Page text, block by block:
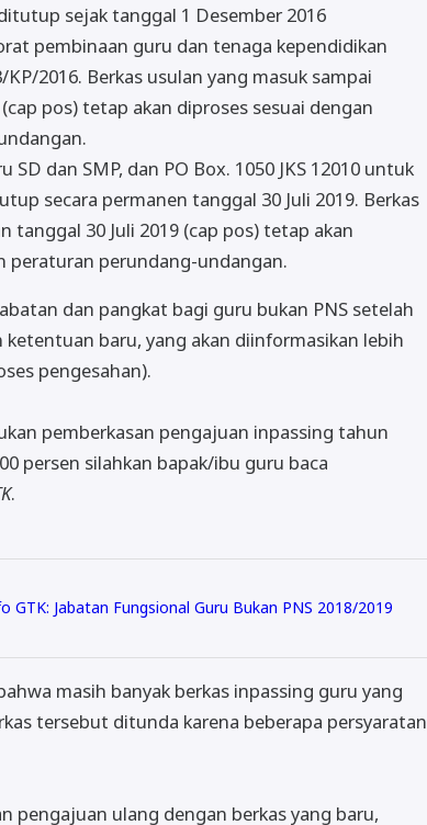
sejak tanggal 1 Desember 2016
pembinaan guru dan tenaga kependidikan
2016. Berkas usulan yang masuk sampai
pos) tetap akan diproses sesuai dengan
SD dan SMP, dan PO Box. 1050 JKS 12010 untuk
secara permanen tanggal 30 Juli 2019. Berkas
tanggal 30 Juli 2019 (cap pos) tetap akan
peraturan perundang-undangan.
dan pangkat bagi guru bukan PNS setelah
ketentuan baru, yang akan diinformasikan lebih
pengesahan).
pemberkasan pengajuan inpassing tahun
persen silahkan bapak/ibu guru baca
.
GTK: Jabatan Fungsional Guru Bukan PNS 2018/2019
masih banyak berkas inpassing guru yang
tersebut ditunda karena beberapa persyaratan
pengajuan ulang dengan berkas yang baru,